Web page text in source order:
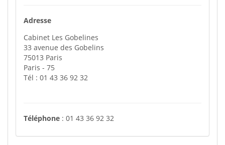
Adresse
Cabinet Les Gobelines
33 avenue des Gobelins
75013 Paris
Paris - 75
Tél : 01 43 36 92 32
Téléphone : 01 43 36 92 32